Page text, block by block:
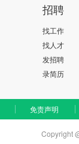
招聘
找工作
找人才
发招聘
录简历
免责声明
Copyright